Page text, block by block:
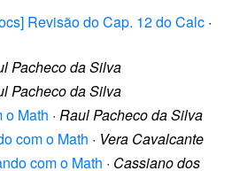
Revisão do Cap. 12 do Calc ·
Pacheco da Silva
Pacheco da Silva
o Math · Raul Pacheco da Silva
com o Math · Vera Cavalcante
com o Math · Cassiano dos